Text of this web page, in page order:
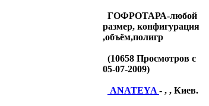
ГОФРОТАРА-любой
размер, конфигурация
,объём,полигр
(10658 Просмотров с
05-07-2009)
ANATEYA - , , Киев.